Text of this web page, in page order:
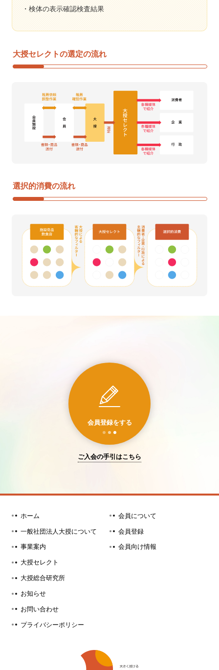
検体の表示確認検査結果
大授セレクトの選定の流れ
選択的消費の流れ
会員登録をする
ご入会の手引はこちら
ホーム
一般社団法人大授について
事業案内
大授セレクト
会員について
会員登録
会員向け情報
大授総合研究所
お知らせ
お問い合わせ
プライバシーポリシー